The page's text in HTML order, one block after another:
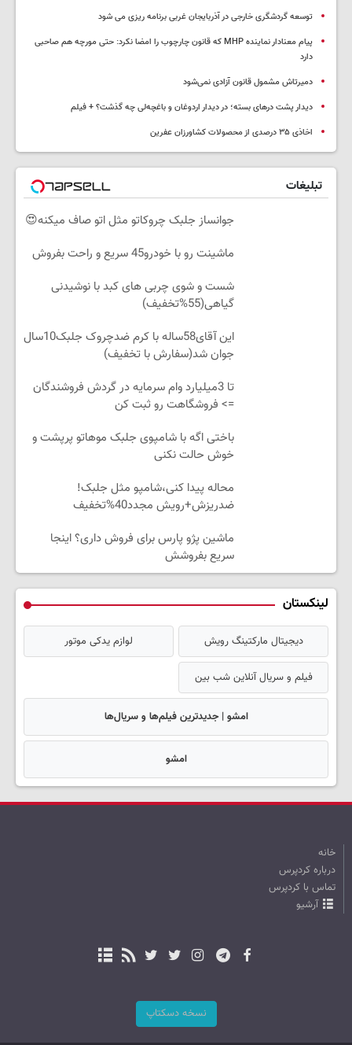
توسعه گردشگری خارجی در آذربایجان غربی برنامه ریزی می شود
پیام معنادار نماینده MHP که قانون چارچوب را امضا نکرد: حتی مورچه هم صاحبی
دارد
دمیرتاش مشمول قانون آزادی نمی‌شود
دیدار پشت درهای بسته؛ در دیدار اردوغان و باغچه‌لی چه گذشت؟ + فیلم
اخاذی ۳۵ درصدی از محصولات کشاورزان عفرین
تبلیغات
جوانساز جلبک چروکاتو مثل اتو صاف میکنه😍
ماشینت رو با خودرو45 سریع و راحت بفروش
شست و شوی چربی های کبد با نوشیدنی
گیاهی(55%تخفیف)
این آقای58ساله با کرم ضدچروک جلبک10سال
جوان شد(سفارش با تخفیف)
تا 3میلیارد وام سرمایه در گردش فروشندگان
=> فروشگاهت رو ثبت کن
باختی اگه با شامپوی جلبک موهاتو پرپشت و
خوش حالت نکنی
محاله پیدا کنی،شامپو مثل جلبک!
ضدریزش+رویش مجدد40%تخفیف
ماشین پژو پارس برای فروش داری؟ اینجا
سریع بفروشش
لینکستان
دیجیتال مارکتینگ رویش لوازم یدکی موتور
فیلم و سریال آنلاین شب بین
امشو | جدیدترین فیلم‌ها و سریال‌ها
امشو
خانه
درباره کردپرس
تماس با کردپرس
آرشیو
نسخه دسکتاپ